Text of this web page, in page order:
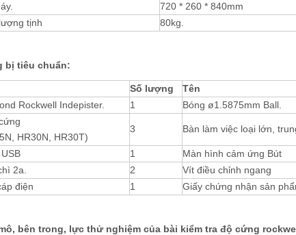
720 * 260 * 840mm
tịnh
80kg.
bị tiêu chuẩn:
Số lượng Tên
Rockwell Indepister.
1 Bóng ø1.5875mm Ball.
HR30N, HR30T)
3 Bàn làm việc loại lớn,
1 Màn hình cảm ứng Bút
2a.
2 Vít điều chỉnh ngang
điện
1 Giấy chứng nhận sản
bên trong, lực thử nghiệm của bài kiểm tra độ cứng